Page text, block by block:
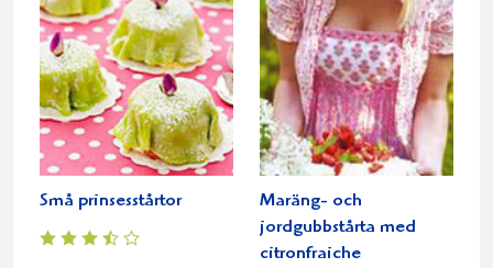
Små prinsesstårtor
Maräng- och
jordgubbstårta med
citronfraiche